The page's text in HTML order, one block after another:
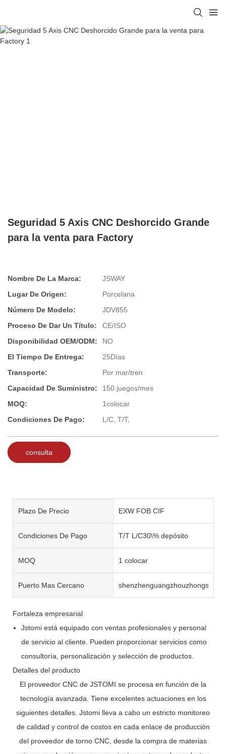
Seguridad 5 Axis CNC Deshorcido Grande
para la venta para Factory
Nombre De La Marca:
JSWAY
Lugar De Origen:
Porcelana
Número De Modelo:
JDV855
Proceso De Dar Un Título:
CE/ISO
Disponibilidad OEM/ODM:
NO
El Tiempo De Entrega:
25Días
Transporte:
Por mar/tren
Capacidad De Suministro:
150 juegos/mes
MOQ:
1colocar
Condiciones De Pago:
L/C, T/T,
consulta
Plazo De Precio EXW FOB CIF
Condiciones De Pago T/T L/C30\% depósito
MOQ 1 colocar
Puerto Mas Cercano shenzhenguangzhouzhongshan
Fortaleza empresarial
Jstomi está equipado con ventas profesionales y personal
de servicio al cliente. Pueden proporcionar servicios como
consultoría, personalización y selección de productos.
Detalles del producto
El proveedor CNC de JSTOMI se procesa en función de la
tecnología avanzada. Tiene excelentes actuaciones en los
siguientes detalles. Jstomi lleva a cabo un estricto monitoreo
de calidad y control de costos en cada enlace de producción
del proveedor de torno CNC, desde la compra de materias